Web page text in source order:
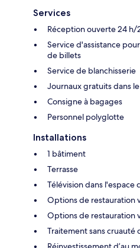
Services
Réception ouverte 24 h/
Service d'assistance
de billets
Service de blanchisserie
Journaux gratuits dans
Consigne à bagages
Personnel polyglotte
Installations
1 bâtiment
Terrasse
Télévision dans l'espace
Options de restauration
Options de restauration
Traitement sans cruauté